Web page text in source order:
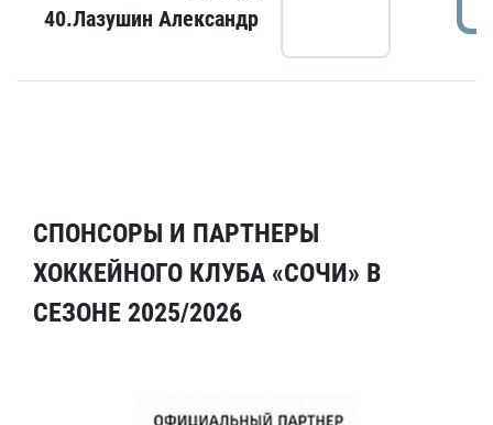
40.Лазушин Александр
СПОНСОРЫ И ПАРТНЕРЫ
ХОККЕЙНОГО КЛУБА «СОЧИ» В
СЕЗОНЕ 2025/2026